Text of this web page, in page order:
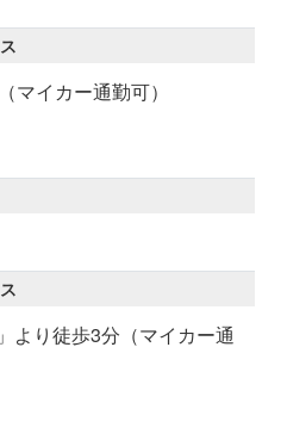
マイカー通勤可）
より徒歩3分（マイカー通